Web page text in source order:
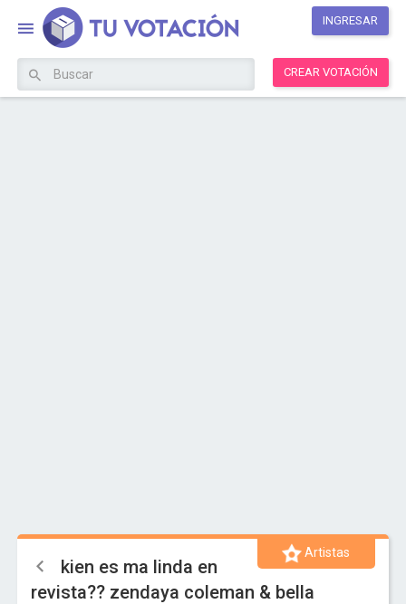
INGRESAR
CREAR VOTACIÓN
Artistas
kien es ma linda en
revista?? zendaya coleman & bella